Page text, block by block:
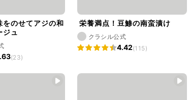
をのせてアジの和
ジュ
(23)
栄養満点！豆鯵の南蛮漬け
クラシル公式
4.42(115)